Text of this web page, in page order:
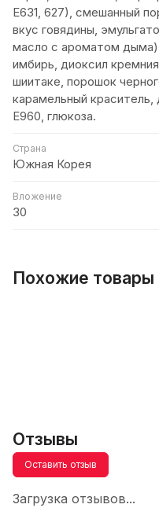
Е631, 627), смешанный
вкус говядины,
масло с ароматом
имбирь, диоксил
шиитаке, порошок
карамельный
E960, глюкоза.
Страна
Южная Корея
Вложение
30
Похожие товары
Отзывы
Оставить отзыв
Загрузка отзывов...